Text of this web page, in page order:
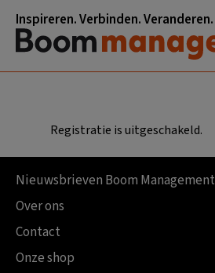
naar
hoofdnavigatie
naar
hoofd
inhoud
naar
eerste
sidebar
naar
voettekst
Inspireren. Verbinden. Veranderen.
Registratie is uitgeschakeld.
Footer
Nieuwsbrieven Boom Management
Over ons
Contact
Onze shop